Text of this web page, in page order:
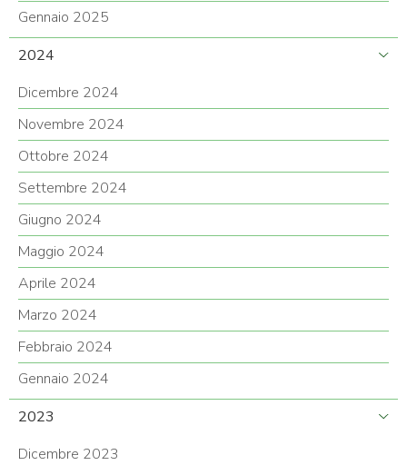
Gennaio 2025
2024
Dicembre 2024
Novembre 2024
Ottobre 2024
Settembre 2024
Giugno 2024
Maggio 2024
Aprile 2024
Marzo 2024
Febbraio 2024
Gennaio 2024
2023
Dicembre 2023